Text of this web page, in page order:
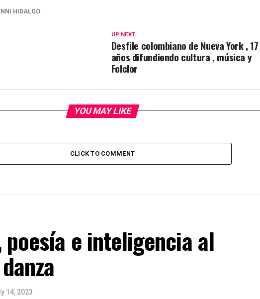
HIDALGO
UP NEXT
Desfile colombiano de Nueva York , 17
años difundiendo cultura , música y
Folclor
YOU MAY LIKE
CLICK TO COMMENT
poesía e inteligencia al
14, 2023